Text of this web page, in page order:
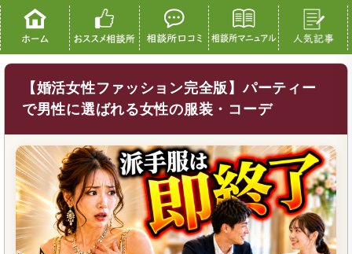
【婚活女性ファッション完全版】パーティー
で男性に選ばれる女性の服装・コーデ